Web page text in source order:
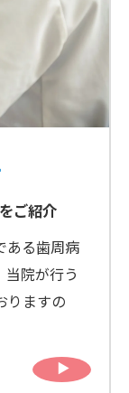
ご紹介
ある歯周病
当院が行う
りますの
▶